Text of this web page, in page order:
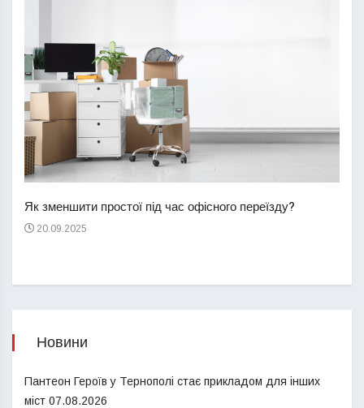
Як зменшити простої під час офісного переїзду?
20.09.2025
Новини
Пантеон Героїв у Тернополі стає прикладом для інших
міст 07.08.2026